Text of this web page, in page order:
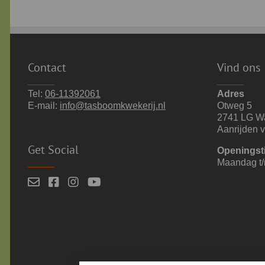
Contact
Tel: 06-11392061
E-mail: info@tasboomkwekerij.nl
Get Social
Vind ons
Adres
Otweg 5
2741 LG
Aanrijden
Maandag